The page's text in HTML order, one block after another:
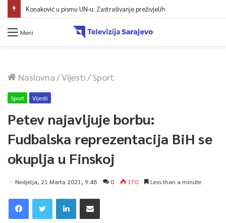
Konaković u pismu UN-u: Zastrašivanje preživjelih
Meni
Naslovna/Vijesti/Sport
Sport Vijesti
Petev najavljuje borbu:
Fudbalska reprezentacija BiH se
okuplja u Finskoj
Nedjelja, 21 Marta 2021, 9:48 0 170 Less than a minute